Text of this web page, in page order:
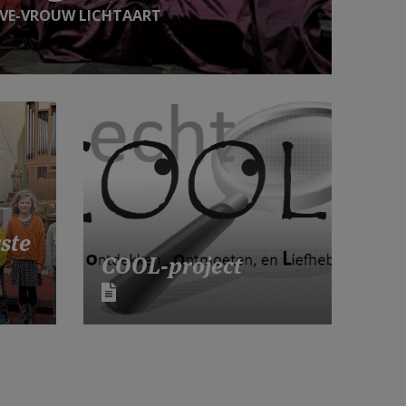
VROUW LICHTAART
COOL-project